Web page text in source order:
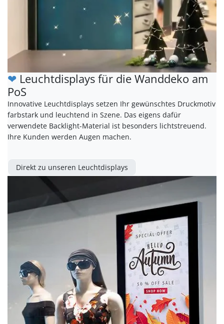
❤ Leuchtdisplays für die Wanddeko am
PoS
Innovative Leuchtdisplays setzen Ihr gewünschtes Druckmotiv
farbstark und leuchtend in Szene. Das eigens dafür
verwendete Backlight-Material ist besonders lichtstreuend.
Ihre Kunden werden Augen machen.
Direkt zu unseren Leuchtdisplays